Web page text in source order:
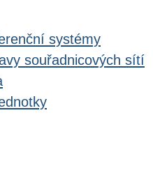
systémy
souřadnicových sítí